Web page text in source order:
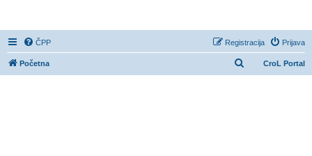
ČPP Prijava
Registracija
CroL Portal
Početna